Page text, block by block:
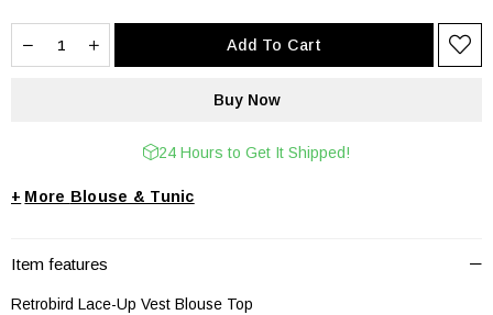
24 Hours to Get It Shipped!
+ Blouse & Tunic
Item features
Retrobird Lace-Up Vest Blouse Top